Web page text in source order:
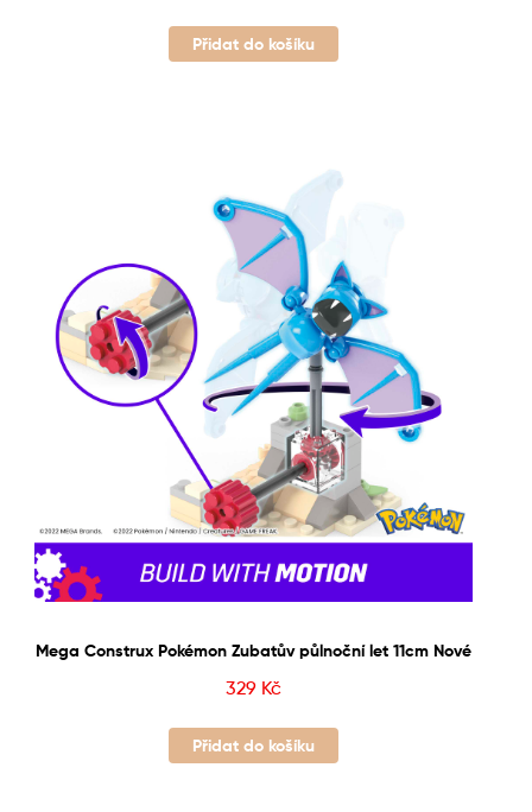
Přidat do košíku
Mega Construx Pokémon Zubatův půlnoční let 11cm Nové
329 Kč
Přidat do košíku